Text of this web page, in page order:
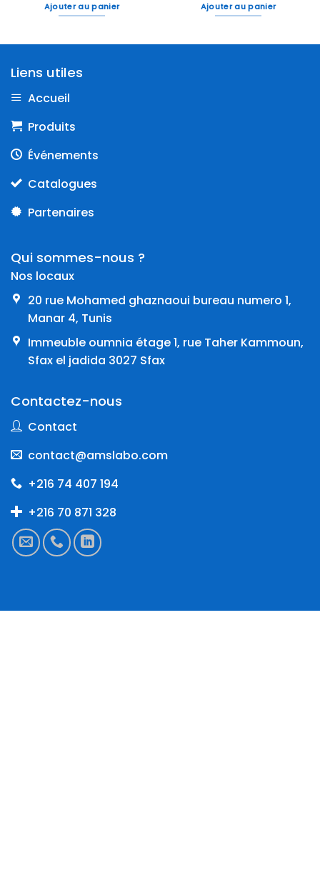
Ajouter au panier Ajouter au panier
Liens utiles
Accueil
Produits
Événements
Catalogues
Partenaires
Qui sommes-nous ?
Nos locaux
20 rue Mohamed ghaznaoui bureau numero 1,
Manar 4, Tunis
Immeuble oumnia étage 1, rue Taher Kammoun,
Sfax el jadida 3027 Sfax
Contactez-nous
Contact
contact@amslabo.com
+216 74 407 194
+216 70 871 328